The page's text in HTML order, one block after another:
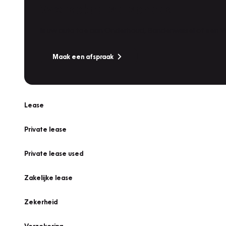
Maak een afspraak
Lease
Private lease
Private lease used
Zakelijke lease
Zekerheid